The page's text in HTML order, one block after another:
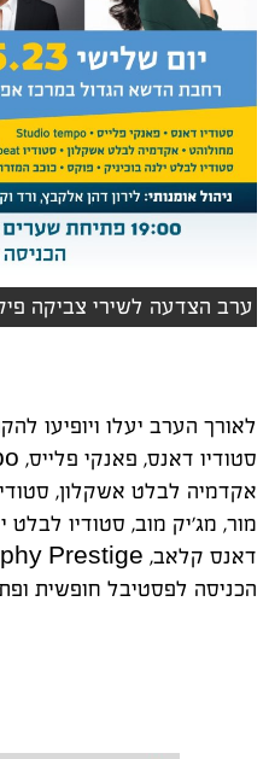
ערב הצדעה לשירי צביקה
לאורך הערב יעלו ויופיעו
מור, מג'יק מוב, סטודיו לבלט
הכניסה לפסטיבל חופשית